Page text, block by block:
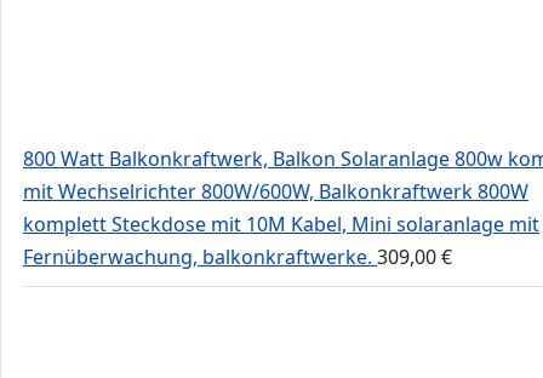
800 Watt Balkonkraftwerk, Balkon Solaranlage 800w
mit Wechselrichter 800W/600W, Balkonkraftwerk 800W
komplett Steckdose mit 10M Kabel, Mini solaranlage mit
Fernüberwachung, balkonkraftwerke. 309,00€